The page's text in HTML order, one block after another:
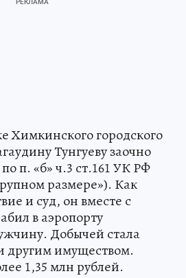
Химкинского городского
Тунгуеву заочно
п. «б» ч.3 ст.161 УК РФ
размере»). Как
и суд, он вместе с
в аэропорту
Добычей стала
другим имуществом.
1,35 млн рублей.